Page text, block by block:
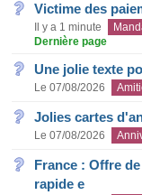
Victime des
Il y a 1 minute
Dernière page
Une jolie texte
Le 07/08/2026
Jolies cartes
Le 07/08/2026
France : Offre
rapide e